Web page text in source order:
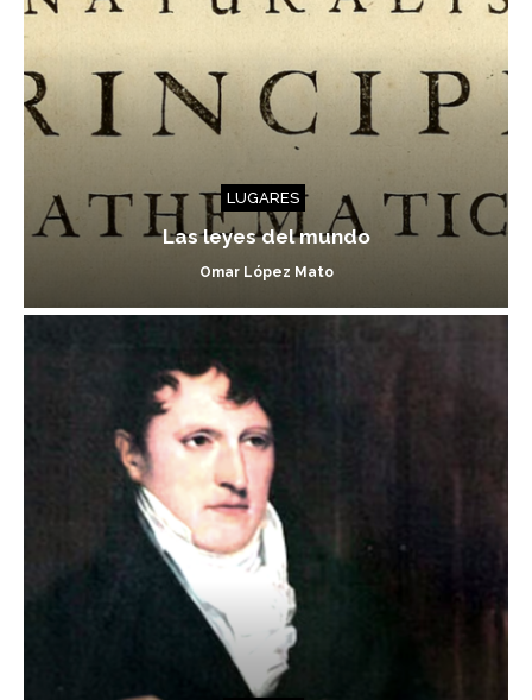
LUGARES
Las leyes del mundo
Omar López Mato